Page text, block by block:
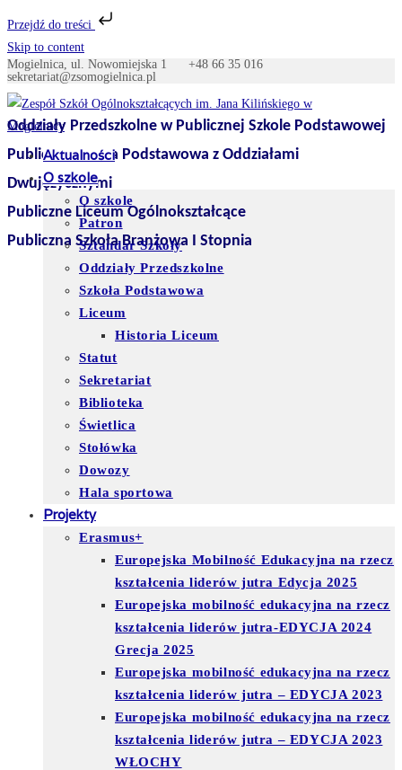
Przejdź do treści
Skip to content
Mogielnica, ul. Nowomiejska 1 +48 66 35 016
sekretariat@zsomogielnica.pl
Oddziały Przedszkolne w Publicznej Szkole Podstawowej
Publiczna Szkoła Podstawowa z Oddziałami
Dwujęzycznymi
Publiczne Liceum Ogólnokształcące
Publiczna Szkoła Branżowa I Stopnia
Aktualności
O szkole
O szkole
Patron
Sztandar Szkoły
Oddziały Przedszkolne
Szkoła Podstawowa
Liceum
Historia Liceum
Statut
Sekretariat
Biblioteka
Świetlica
Stołówka
Dowozy
Hala sportowa
Projekty
Erasmus+
Europejska Mobilność Edukacyjna na rzecz
kształcenia liderów jutra Edycja 2025
Europejska mobilność edukacyjna na rzecz
kształcenia liderów jutra-EDYCJA 2024
Grecja 2025
Europejska mobilność edukacyjna na rzecz
kształcenia liderów jutra – EDYCJA 2023
Europejska mobilność edukacyjna na rzecz
kształcenia liderów jutra – EDYCJA 2023
WŁOCHY